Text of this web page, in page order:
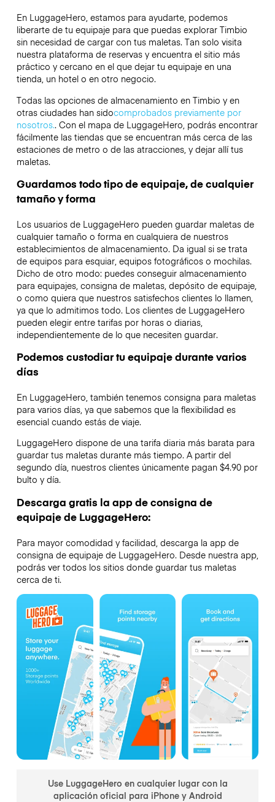
En LuggageHero, estamos para ayudarte, podemos
liberarte de tu equipaje para que puedas explorar Timbio
sin necesidad de cargar con tus maletas. Tan solo visita
nuestra plataforma de reservas y encuentra el sitio más
práctico y cercano en el que dejar tu equipaje en una
tienda, un hotel o en otro negocio.
Todas las opciones de almacenamiento en Timbio y en
otras ciudades han sidocomprobados previamente por
nosotros.. Con el mapa de LuggageHero, podrás encontrar
fácilmente las tiendas que se encuentran más cerca de las
estaciones de metro o de las atracciones, y dejar allí tus
maletas.
Guardamos todo tipo de equipaje, de cualquier
tamaño y forma
Los usuarios de LuggageHero pueden guardar maletas de
cualquier tamaño o forma en cualquiera de nuestros
establecimientos de almacenamiento. Da igual si se trata
de equipos para esquiar, equipos fotográficos o mochilas.
Dicho de otro modo: puedes conseguir almacenamiento
para equipajes, consigna de maletas, depósito de equipaje,
o como quiera que nuestros satisfechos clientes lo llamen,
ya que lo admitimos todo. Los clientes de LuggageHero
pueden elegir entre tarifas por horas o diarias,
independientemente de lo que necesiten guardar.
Podemos custodiar tu equipaje durante varios
días
En LuggageHero, también tenemos consigna para maletas
para varios días, ya que sabemos que la flexibilidad es
esencial cuando estás de viaje.
LuggageHero dispone de una tarifa diaria más barata para
guardar tus maletas durante más tiempo. A partir del
segundo día, nuestros clientes únicamente pagan $4.90 por
bulto y día.
Descarga gratis la app de consigna de
equipaje de LuggageHero:
Para mayor comodidad y facilidad, descarga la app de
consigna de equipaje de LuggageHero. Desde nuestra app,
podrás ver todos los sitios donde guardar tus maletas
cerca de ti.
Use LuggageHero en cualquier lugar con la
aplicación oficial para iPhone y Android